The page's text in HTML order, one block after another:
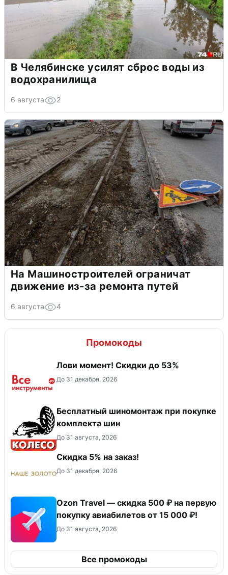
В Челябинске усилят сброс воды из
водохранилища
6 августа 2
На Машиностроителей ограничат
движение из-за ремонта путей
6 августа 4
Промокоды
Лови момент! Скидки до 53%
До 31 декабря, 2026
Бесплатный шиномонтаж при покупке
комплекта шин
До 31 августа, 2026
Скидка 5% на заказ!
До 31 декабря, 2026
Ozon Travel — скидка 500 ₽ на первую
покупку авиабилетов от 15 000 ₽!
До 31 августа, 2026
Все промокоды